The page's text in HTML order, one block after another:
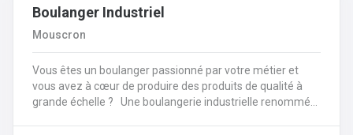
Boulanger Industriel
Mouscron
Vous êtes un boulanger passionné par votre métier et
vous avez à cœur de produire des produits de qualité à
grande échelle ? Une boulangerie industrielle renommée